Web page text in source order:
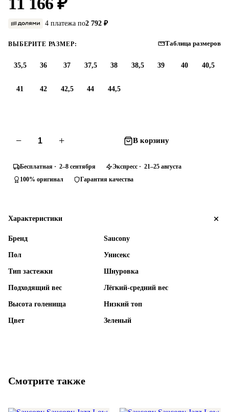
4 платежа по2 792 ₽
ВЫБЕРИТЕ РАЗМЕР: Таблица размеров
35,5 36 37 37,5 38 38,5 39 40 40,5
41 42 42,5 44 44,5
− + В корзину
Бесплатная · 2–8 сентября
Экспресс · 21–25 августа
100% оригинал
Гарантия качества
Характеристики
Бренд Saucony
Пол Унисекс
Тип застежки Шнуровка
Подходящий вес Лёгкий-средний вес
Высота голенища Низкий топ
Цвет Зеленый
Смотрите также